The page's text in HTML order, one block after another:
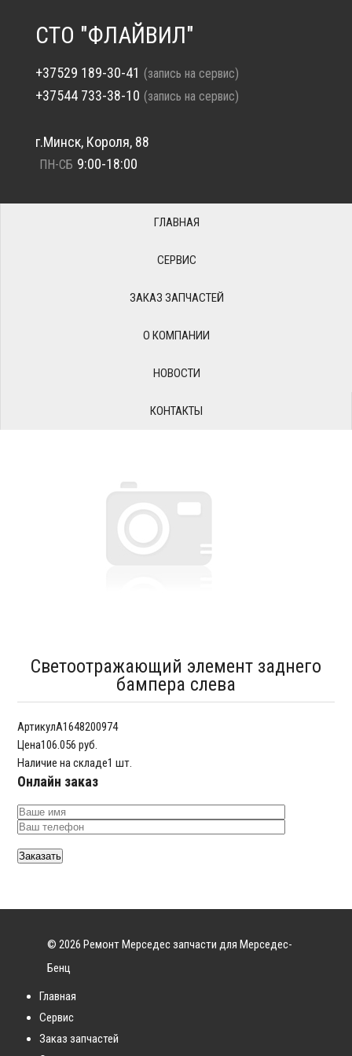
СТО "ФЛАЙВИЛ"
+37529 189-30-41 (запись на сервис)
+37544 733-38-10 (запись на сервис)
г.Минск, Короля, 88
ПН-СБ 9:00-18:00
ГЛАВНАЯ
СЕРВИС
ЗАКАЗ ЗАПЧАСТЕЙ
О КОМПАНИИ
НОВОСТИ
КОНТАКТЫ
Светоотражающий элемент заднего
бампера слева
АртикулA1648200974
Цена106.056 руб.
Наличие на складе1 шт.
Онлайн заказ
© 2026 Ремонт Мерседес запчасти для Мерседес-
Бенц
Главная
Сервис
Заказ запчастей